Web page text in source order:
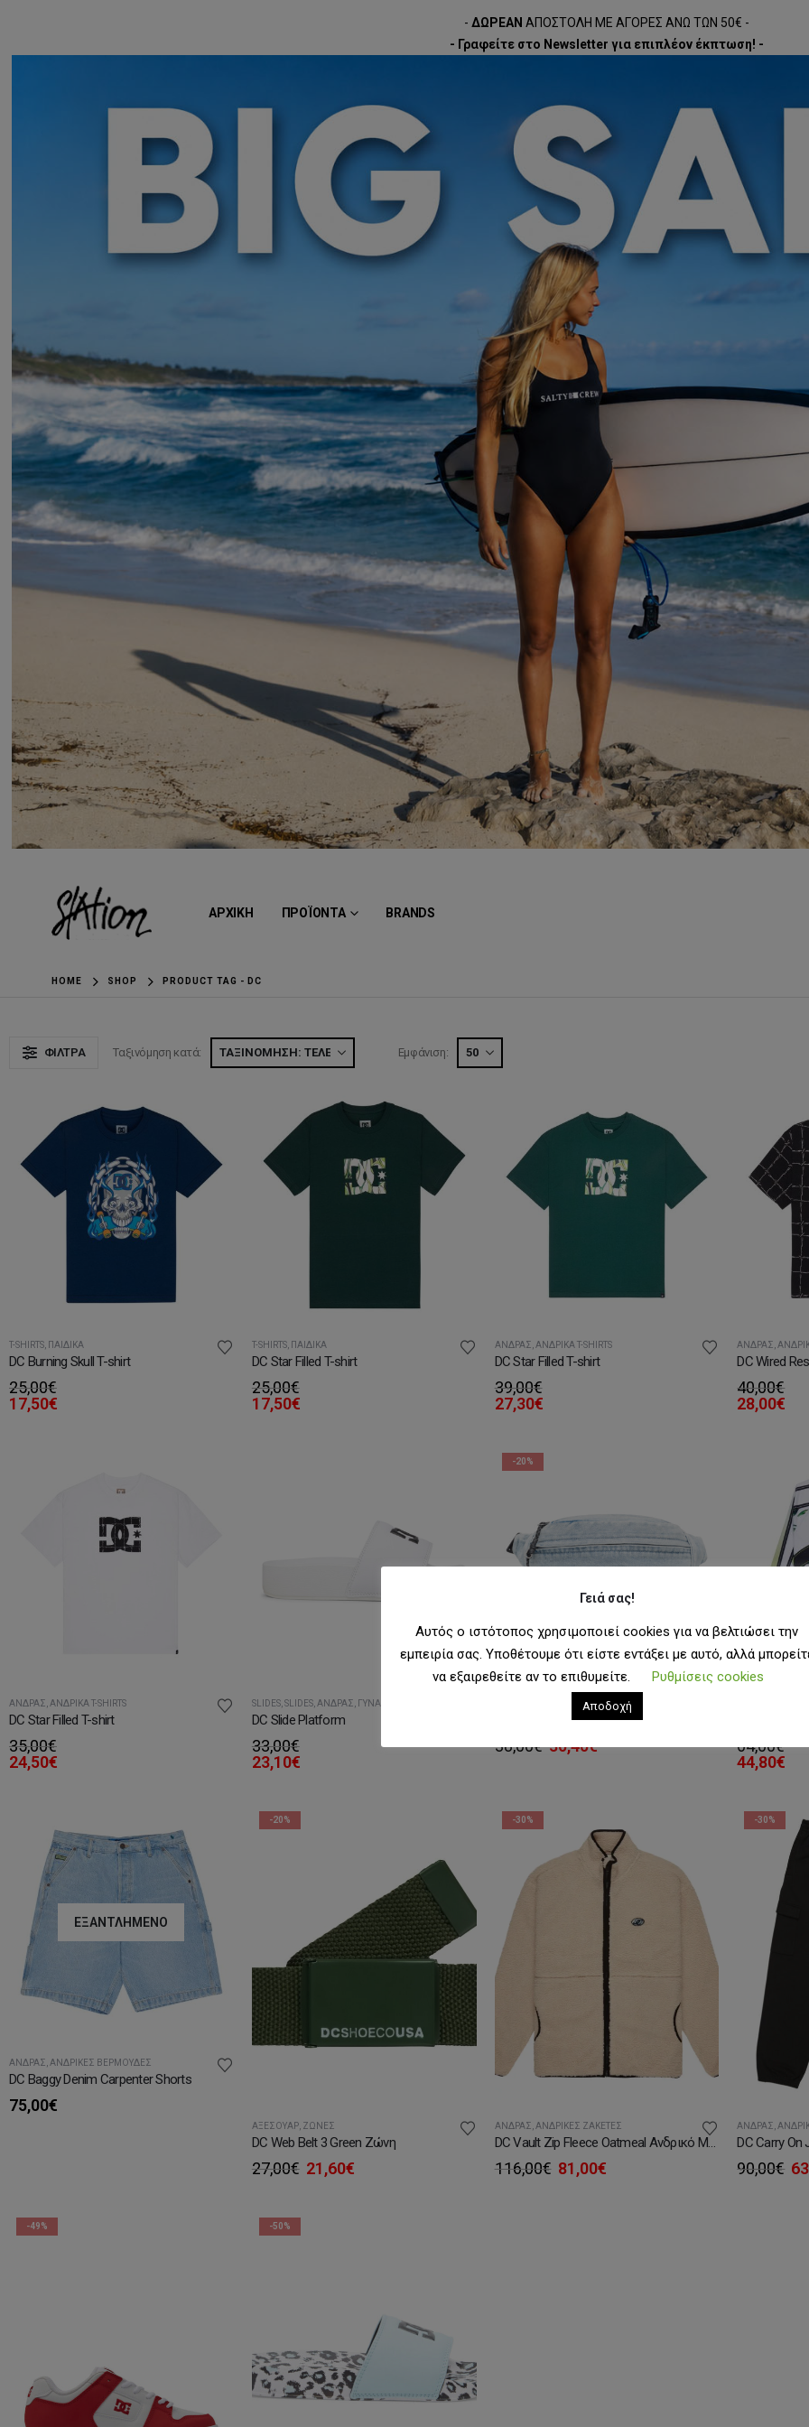
- ΔΩΡΕΑΝ ΑΠΟΣΤΟΛΗ ΜΕ ΑΓΟΡΕΣ ΑΝΩ ΤΩΝ 50€ -
- Γραφείτε στο Newsletter για επιπλέον έκπτωση! -
ΑΡΧΙΚΗ ΠΡΟΪΟΝΤΑ BRANDS
HOME SHOP PRODUCT TAG - DC
ΦΊΛΤΡΑ Ταξινόμηση κατά: Εμφάνιση:
T-SHIRTS ΠΑΙΔΙΚΆ
DC Burning Skull T-shirt
25,00€
17,50€
T-SHIRTS, ΠΑΙΔΙΚΆ
DC Star Filled T-shirt
25,00€
17,50€
ΆΝΔΡΑΣ ΑΝΔΡΙΚΆ T-SHIRTS
DC Star Filled T-shirt
39,00€
27,30€
ΆΝΔΡΑΣ
DC Wired
40,00€
28,00€
ΆΝΔΡΑΣ,ΑΝΔΡΙΚΆ T-SHIRTS
DC Star Filled T-shirt
35,00€
24,50€
SLIDES,SLIDES,ΆΝΔΡΑΣ, ΓΥΝΑΊΚΑ
DC Slide Platform
33,00€
23,10€
-20%
ΤΣΆΝΤΕΣ / ΣΑΚΊΔΙΑ
DC Patch It Hip Sack
38,00€ Original
30,40€Η
64,00€
44,80€
ΕΞΑΝΤΛΗΜΈΝΟ
ΆΝΔΡΑΣ ΑΝΔΡΙΚΈΣ ΒΕΡΜΟΎΔΕΣ
DC Baggy Denim Carpenter Shorts
75,00€
-20%
ΑΞΕΣΟΥΆΡ, ΖΏΝΕΣ
DC Web Belt 3 Green Ζώνη
27,00€ Original
21,60€Η
-30%
ΆΝΔΡΑΣ,ΑΝΔΡΙΚΈΣ ΖΑΚΈΤΕΣ
DC Vault Zip Fleece Oatmeal Ανδρικό Μπουφάν
116,00€ Original
81,00€Η
-30%
ΆΝΔΡΑΣ,
DC Carry On
90,00€
-49% -50%
Γειά σας!
Αυτός ο ιστότοπος χρησιμοποιεί cookies για να βελτιώσει την
εμπειρία σας. Υποθέτουμε ότι είστε εντάξει με αυτό, αλλά
να εξαιρεθείτε αν το επιθυμείτε.
Ρυθμίσεις cookies
Αποδοχή